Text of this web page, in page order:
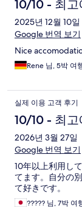
10/10 - 최고
2025년 12월 10일
Google 번역 보기
Nice
Rene 님, 5박 여
실제 이용 고객 후기
10/10 - 최고
2026년 3월 27일
Google 번역 보기
10年以上利用し
てます。自分の
て好きです。
????? 님, 7박 여